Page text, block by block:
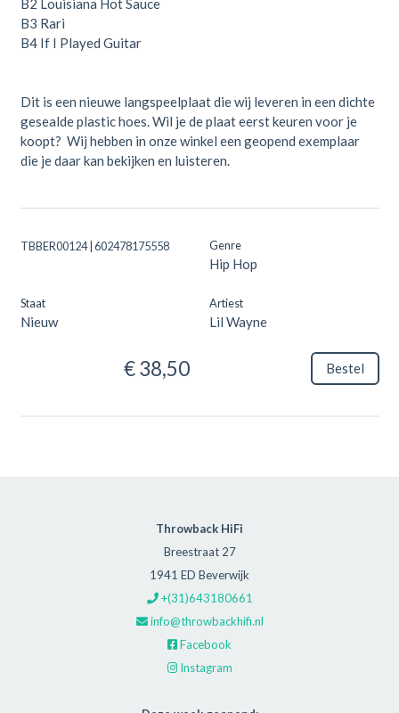
B2 Louisiana Hot Sauce
B3 Rari
B4 If I Played Guitar
Dit is een nieuwe langspeelplaat die wij leveren in een dichte
gesealde plastic hoes. Wil je de plaat eerst keuren voor je
koopt? Wij hebben in onze winkel een geopend exemplaar
die je daar kan bekijken en luisteren.
TBBER00124 | 602478175558 Genre
Hip Hop
Staat
Nieuw
Artiest
Lil Wayne
€ 38,50 Bestel
Throwback HiFi
Breestraat 27
1941 ED Beverwijk
+(31)643180661
info@throwbackhifi.nl
Facebook
Instagram